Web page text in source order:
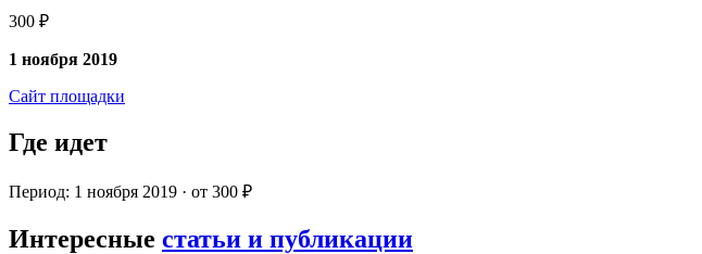
300 ₽
1 ноября 2019
Сайт площадки
Где идет
Период: 1 ноября 2019 · от 300 ₽
Интересные статьи и публикации